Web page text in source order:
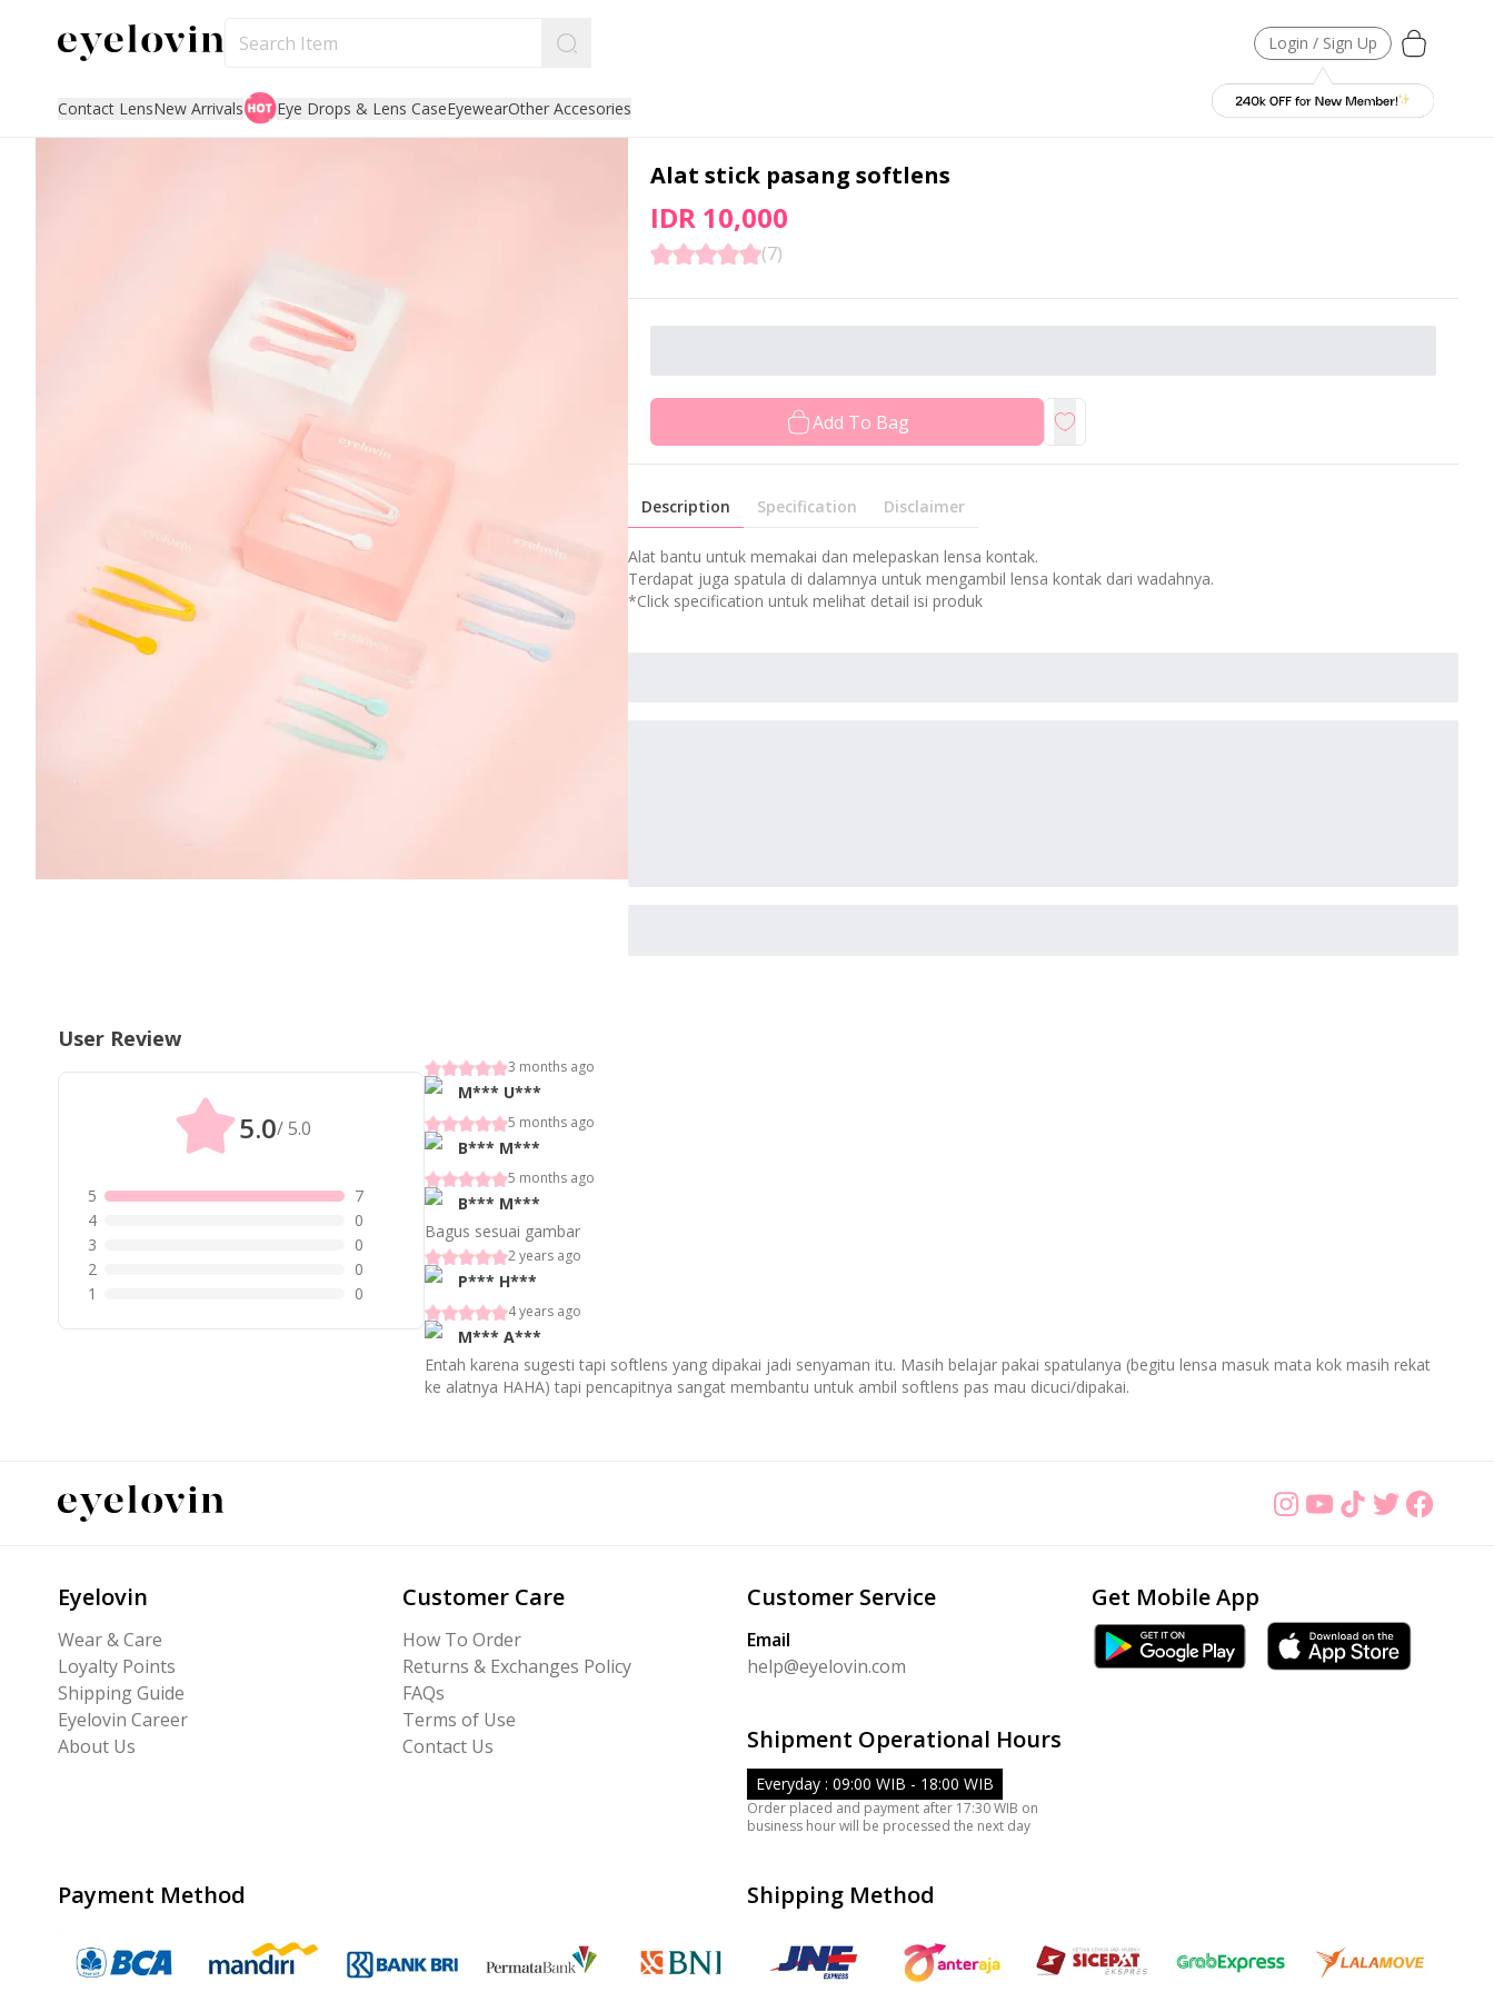
Login / Sign Up
Contact LensNew Arrivals Eye Drops & Lens CaseEyewearOther Accesories
Alat stick pasang softlens
(7)
IDR 10,000
Add To Bag
Description Specification Disclaimer
Alat bantu untuk memakai dan melepaskan lensa kontak.
Terdapat juga spatula di dalamnya untuk mengambil lensa kontak dari wadahnya.
*Click specification untuk melihat detail isi produk
User Review
5.0/ 5.0
5
7
4
0
3
0
2
0
1
0
3 months ago
M*** U***
5 months ago
B*** M***
5 months ago
B*** M***
Bagus sesuai gambar
2 years ago
P*** H***
4 years ago
M*** A***
Entah karena sugesti tapi softlens yang dipakai jadi senyaman itu. Masih belajar pakai spatulanya (begitu lensa masuk mata kok masih rekat
ke alatnya HAHA) tapi pencapitnya sangat membantu untuk ambil softlens pas mau dicuci/dipakai.
Eyelovin
Wear & Care
Loyalty Points
Shipping Guide
Eyelovin Career
About Us
Customer Care
How To Order
Returns & Exchanges Policy
FAQs
Terms of Use
Contact Us
Customer Service
Email
help@eyelovin.com
Shipment Operational Hours
Everyday : 09:00 WIB - 18:00 WIB
Order placed and payment after 17:30 WIB on
business hour will be processed the next day
Get Mobile App
Payment Method Shipping Method